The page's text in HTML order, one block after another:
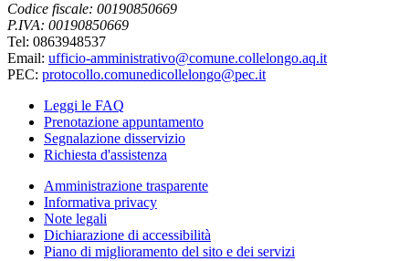
Codice fiscale: 00190850669
P.IVA: 00190850669
Tel: 0863948537
Email: ufficio-amministrativo@comune.collelongo.aq.it
PEC: protocollo.comunedicollelongo@pec.it
Leggi le FAQ
Prenotazione appuntamento
Segnalazione disservizio
Richiesta d'assistenza
Amministrazione trasparente
Informativa privacy
Note legali
Dichiarazione di accessibilità
Piano di miglioramento del sito e dei servizi